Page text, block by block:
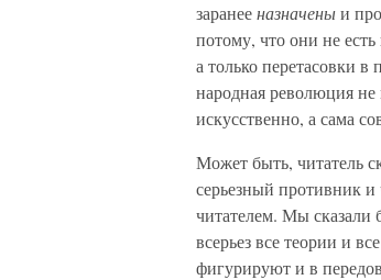
заранееназначеныи
потому, что они не
а только перетасовки
народная революция не
искусственно, а сама
Может быть, читатель
серьезный противник
читателем. Мы сказали
всерьез все теории и
фигурируют и в